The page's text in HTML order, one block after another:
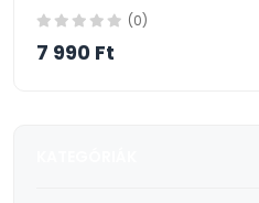
(0)
7 990 Ft